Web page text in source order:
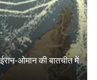
ओमान की बातचीत में